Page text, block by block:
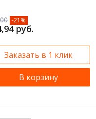
-21%
руб.
Заказать в 1 клик
В корзину